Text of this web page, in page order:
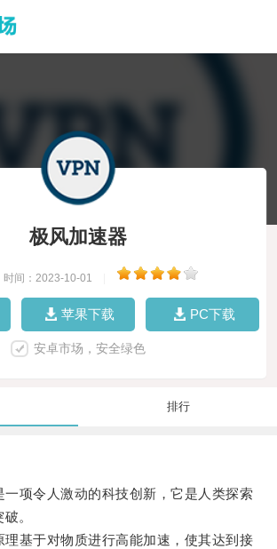
极风加速器
时间：2023-10-01
苹果下载 PC下载
安卓市场，安全绿色
排行
项令人激动的科技创新，它是人类探索
。
基于对物质进行高能加速，使其达到接